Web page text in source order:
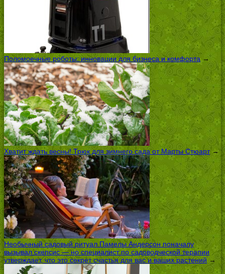
Поломоечные роботы: инновации для бизнеса и комфорта→
Хватит ждать весны! Трюк для зимнего сада от Марты Стюарт→
Необычный садовый ритуал Памелы Андерсон поначалу
вызывал скепсис — но специалист по садоводческой терапии
утверждает, что это секрет счастья для вас и ваших растений→